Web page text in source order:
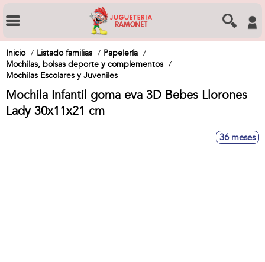
Inicio Listado familias
Papelería
Mochilas, bolsas deporte y complementos
Mochilas Escolares y Juveniles
Mochila Infantil goma eva 3D Bebes Llorones
Lady 30x11x21 cm
36 meses